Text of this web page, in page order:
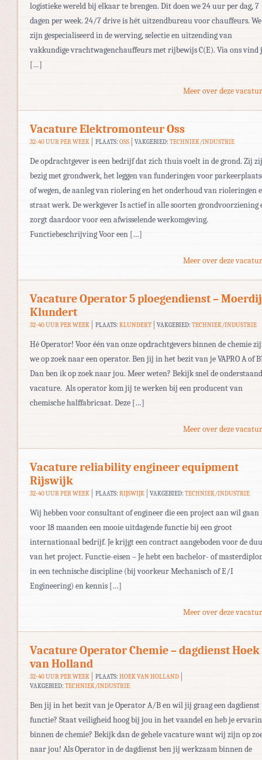
logistieke wereld bij elkaar te brengen. Dit doen we 24 uur per dag, 7
dagen per week. 24/7 drive is hét uitzendbureau voor chauffeurs. We
zijn gespecialiseerd in de werving, selectie en uitzending van
vakkundige vrachtwagenchauffeurs met rijbewijs C(E). Via ons vind
[…]
Meer over deze
Vacature Elektromonteur Oss
32-40 UUR PER WEEK PLAATS: OSS VAKGEBIED:TECHNIEK/INDUSTRIE
De opdrachtgever is een bedrijf dat zich thuis voelt in de grond. Zij
bezig met grondwerk, het leggen van funderingen voor
of wegen, de aanleg van riolering en het onderhoud van rioleringen
straat werk. De werkgever Is actief in alle soorten grondvoorziening
zorgt daardoor voor een afwisselende werkomgeving.
Functiebeschrijving Voor een […]
Meer over deze
Vacature Operator 5 ploegendienst –
Klundert
32-40 UUR PER WEEK PLAATS: KLUNDERT VAKGEBIED:TECHNIEK/INDUSTRIE
Hé Operator! Voor één van onze opdrachtgevers binnen de chemie
we op zoek naar een operator. Ben jij in het bezit van je VAPRO A of
Dan ben ik op zoek naar jou. Meer weten? Bekijk snel de
vacature. Als operator kom jij te werken bij een producent van
chemische halffabricaat. Deze […]
Meer over deze
Vacature reliability engineer equipment
Rijswijk
32-40 UUR PER WEEK PLAATS: RIJSWIJK VAKGEBIED:TECHNIEK/INDUSTRIE
Wij hebben voor consultant of engineer die een project aan wil gaan
voor 18 maanden een mooie uitdagende functie bij een groot
internationaal bedrijf. Je krijgt een contract aangeboden voor de
van het project. Functie-eisen – Je hebt een bachelor- of
in een technische discipline (bij voorkeur Mechanisch of E/I
Engineering) en kennis […]
Meer over deze
Vacature Operator Chemie – dagdienst Hoek
van Holland
32-40 UUR PER WEEK PLAATS: HOEK VAN HOLLAND
VAKGEBIED: TECHNIEK/INDUSTRIE
Ben jij in het bezit van je Operator A/B en wil jij graag een dagdienst
functie? Staat veiligheid hoog bij jou in het vaandel en heb je
binnen de chemie? Bekijk dan de gehele vacature want wij zijn op
naar jou! Als Operator in de dagdienst ben jij werkzaam binnen de